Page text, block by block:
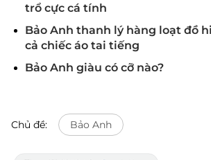
trổ cực cá tính
Bảo Anh thanh lý hàng loạt đồ
cả chiếc áo tai tiếng
Bảo Anh giàu có cỡ nào?
Chủ đề: Bảo Anh